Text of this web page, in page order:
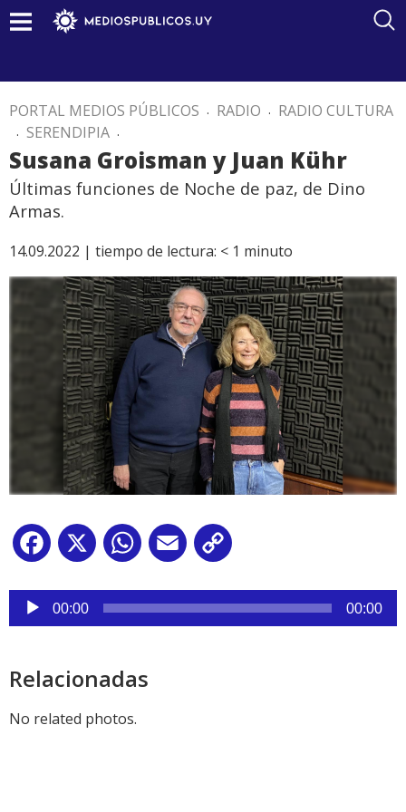
PORTAL MEDIOS PÚBLICOS . RADIO . RADIO CULTURA
. SERENDIPIA .
Susana Groisman y Juan Kühr
Últimas funciones de Noche de paz, de Dino
Armas.
14.09.2022 | tiempo de lectura: < 1 minuto
Facebook
X WhatsApp
Email
Reproductor
audio
00:00 00:00
Relacionadas
No related photos.